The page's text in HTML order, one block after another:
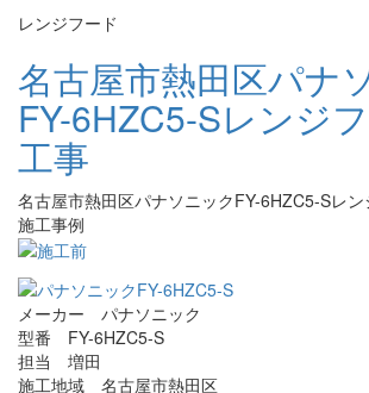
レンジフード
名古屋市熱田区パナ
FY-6HZC5-Sレンジ
工事
名古屋市熱田区パナソニックFY-6HZC5-Sレ
施工事例
メーカー パナソニック
型番 FY-6HZC5-S
担当 増田
施工地域 名古屋市熱田区